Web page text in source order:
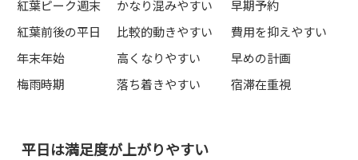
紅葉ピーク週末 かなり混みやすい
早期予約
紅葉前後の平日
比較的動きやすい
費用を抑えやすい
年末年始
高くなりやすい
早めの計画
梅雨時期
落ち着きやすい 宿滞在重視
平日は満足度が上がりやすい